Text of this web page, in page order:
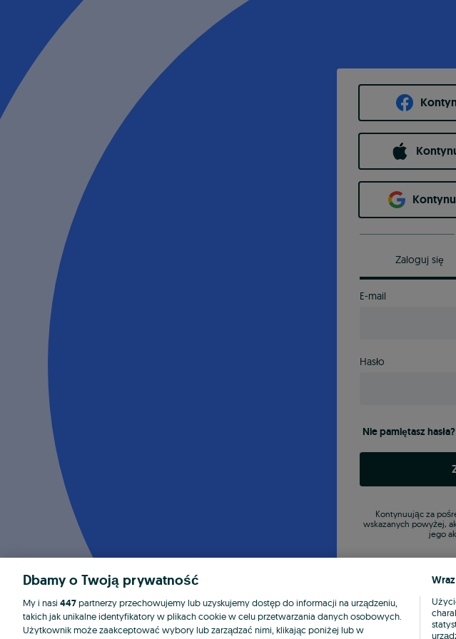
Zaloguj się
E-mail
Hasło
Nie pamiętasz hasła?
Kontynuując za
wskazanych powyżej,
jego
Dbamy o Twoją prywatność
My i nasi 447partnerzy przechowujemy lub uzyskujemy dostęp do informacji na urządzeniu,
takich jak unikalne identyfikatory w plikach cookie w celu przetwarzania danych osobowych.
Użytkownik może zaakceptować wybory lub zarządzać nimi, klikając poniżej lub w